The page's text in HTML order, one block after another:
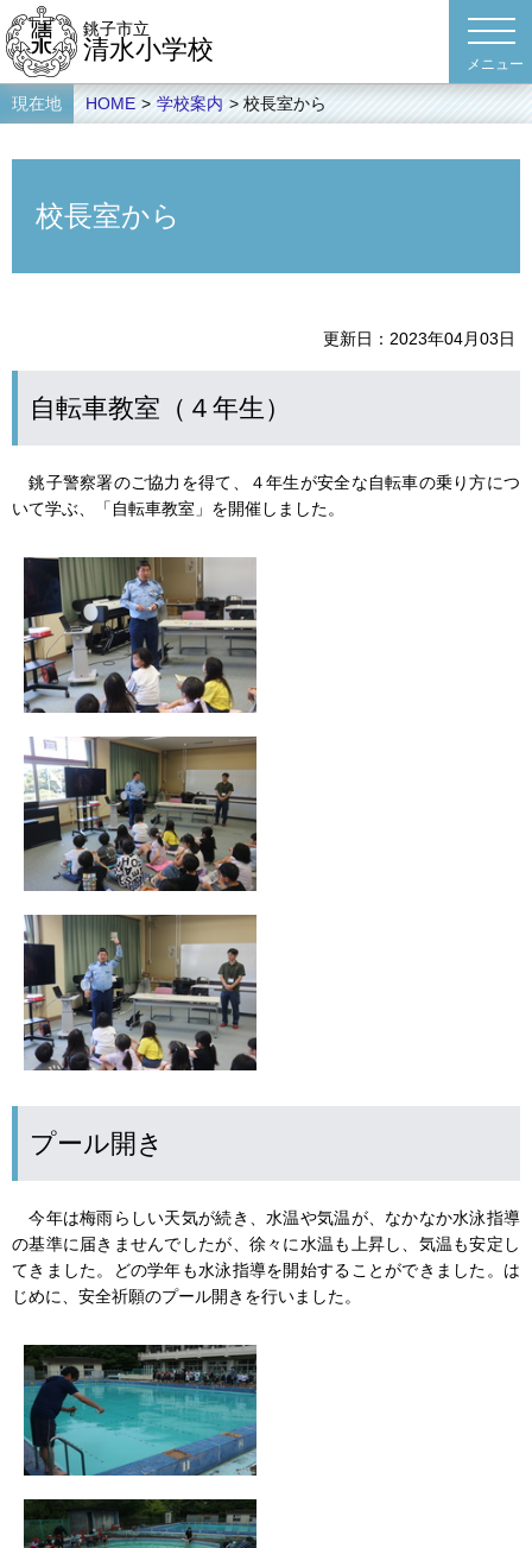
銚子市立
清水小学校
現在地 HOME > 学校案内 > 校長室から
校長室から
更新日 2023年04月03日
自転車教室（４年生）
銚子警察署のご協力を得て、４年生が安全な自転車の乗り方につ
いて学ぶ、「自転車教室」を開催しました。
プール開き
今年は梅雨らしい天気が続き、水温や気温が、なかなか水泳指導
の基準に届きませんでしたが、徐々に水温も上昇し、気温も安定し
てきました。どの学年も水泳指導を開始することができました。は
じめに、安全祈願のプール開きを行いました。